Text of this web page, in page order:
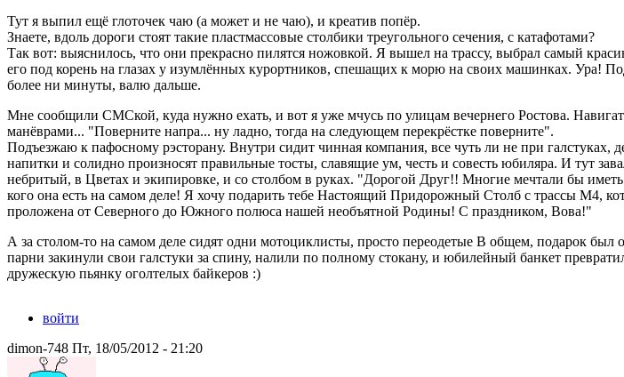
Тут я выпил ещё глоточек чаю (а может и не чаю), и креатив попёр.
Знаете, вдоль дороги стоят такие пластмассовые столбики треугольного сечения, с катафотами?
Так вот: выяснилось, что они прекрасно пилятся ножовкой. Я вышел на трассу, выбрал самый
его под корень на глазах у изумлённых курортников, спешащих к морю на своих машинках. Ура!
более ни минуты, валю дальше.
Мне сообщили СМСкой, куда нужно ехать, и вот я уже мчусь по улицам вечернего Ростова.
манёврами... "Поверните напра... ну ладно, тогда на следующем перекрёстке поверните".
Подъезжаю к пафосному рэсторану. Внутри сидит чинная компания, все чуть ли не при галстуках,
напитки и солидно произносят правильные тосты, славящие ум, честь и совесть юбиляра. И тут
небритый, в Цветах и экипировке, и со столбом в руках. "Дорогой Друг!! Многие мечтали бы
кого она есть на самом деле! Я хочу подарить тебе Настоящий Придорожный Столб с трассы М4,
проложена от Северного до Южного полюса нашей необъятной Родины! С праздником, Вова!"
А за столом-то на самом деле сидят одни мотоциклисты, просто переодетые В общем, подарок был
парни закинули свои галстуки за спину, налили по полному стокану, и юбилейный банкет
дружескую пьянку оголтелых байкеров :)
войти
dimon-748 Пт, 18/05/2012 - 21:20